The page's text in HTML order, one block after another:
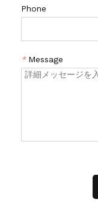
Phone
* Message